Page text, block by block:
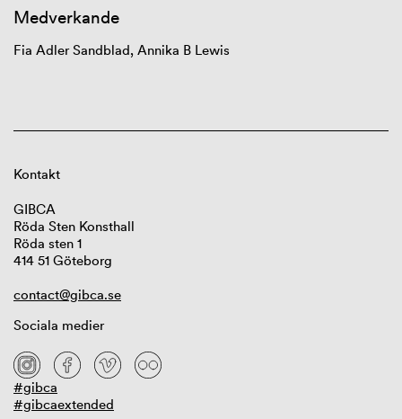
Medverkande
Fia AdlerSandblad, Annika B Lewis
Kontakt
GIBCA
Röda Sten Konsthall
Röda sten 1
414 51 Göteborg
contact@gibca.se
Sociala medier
#gibca
#gibcaextended